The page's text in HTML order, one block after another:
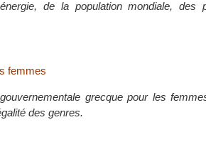
de la population mondiale, des
femmes
grecque pour les
des genres.